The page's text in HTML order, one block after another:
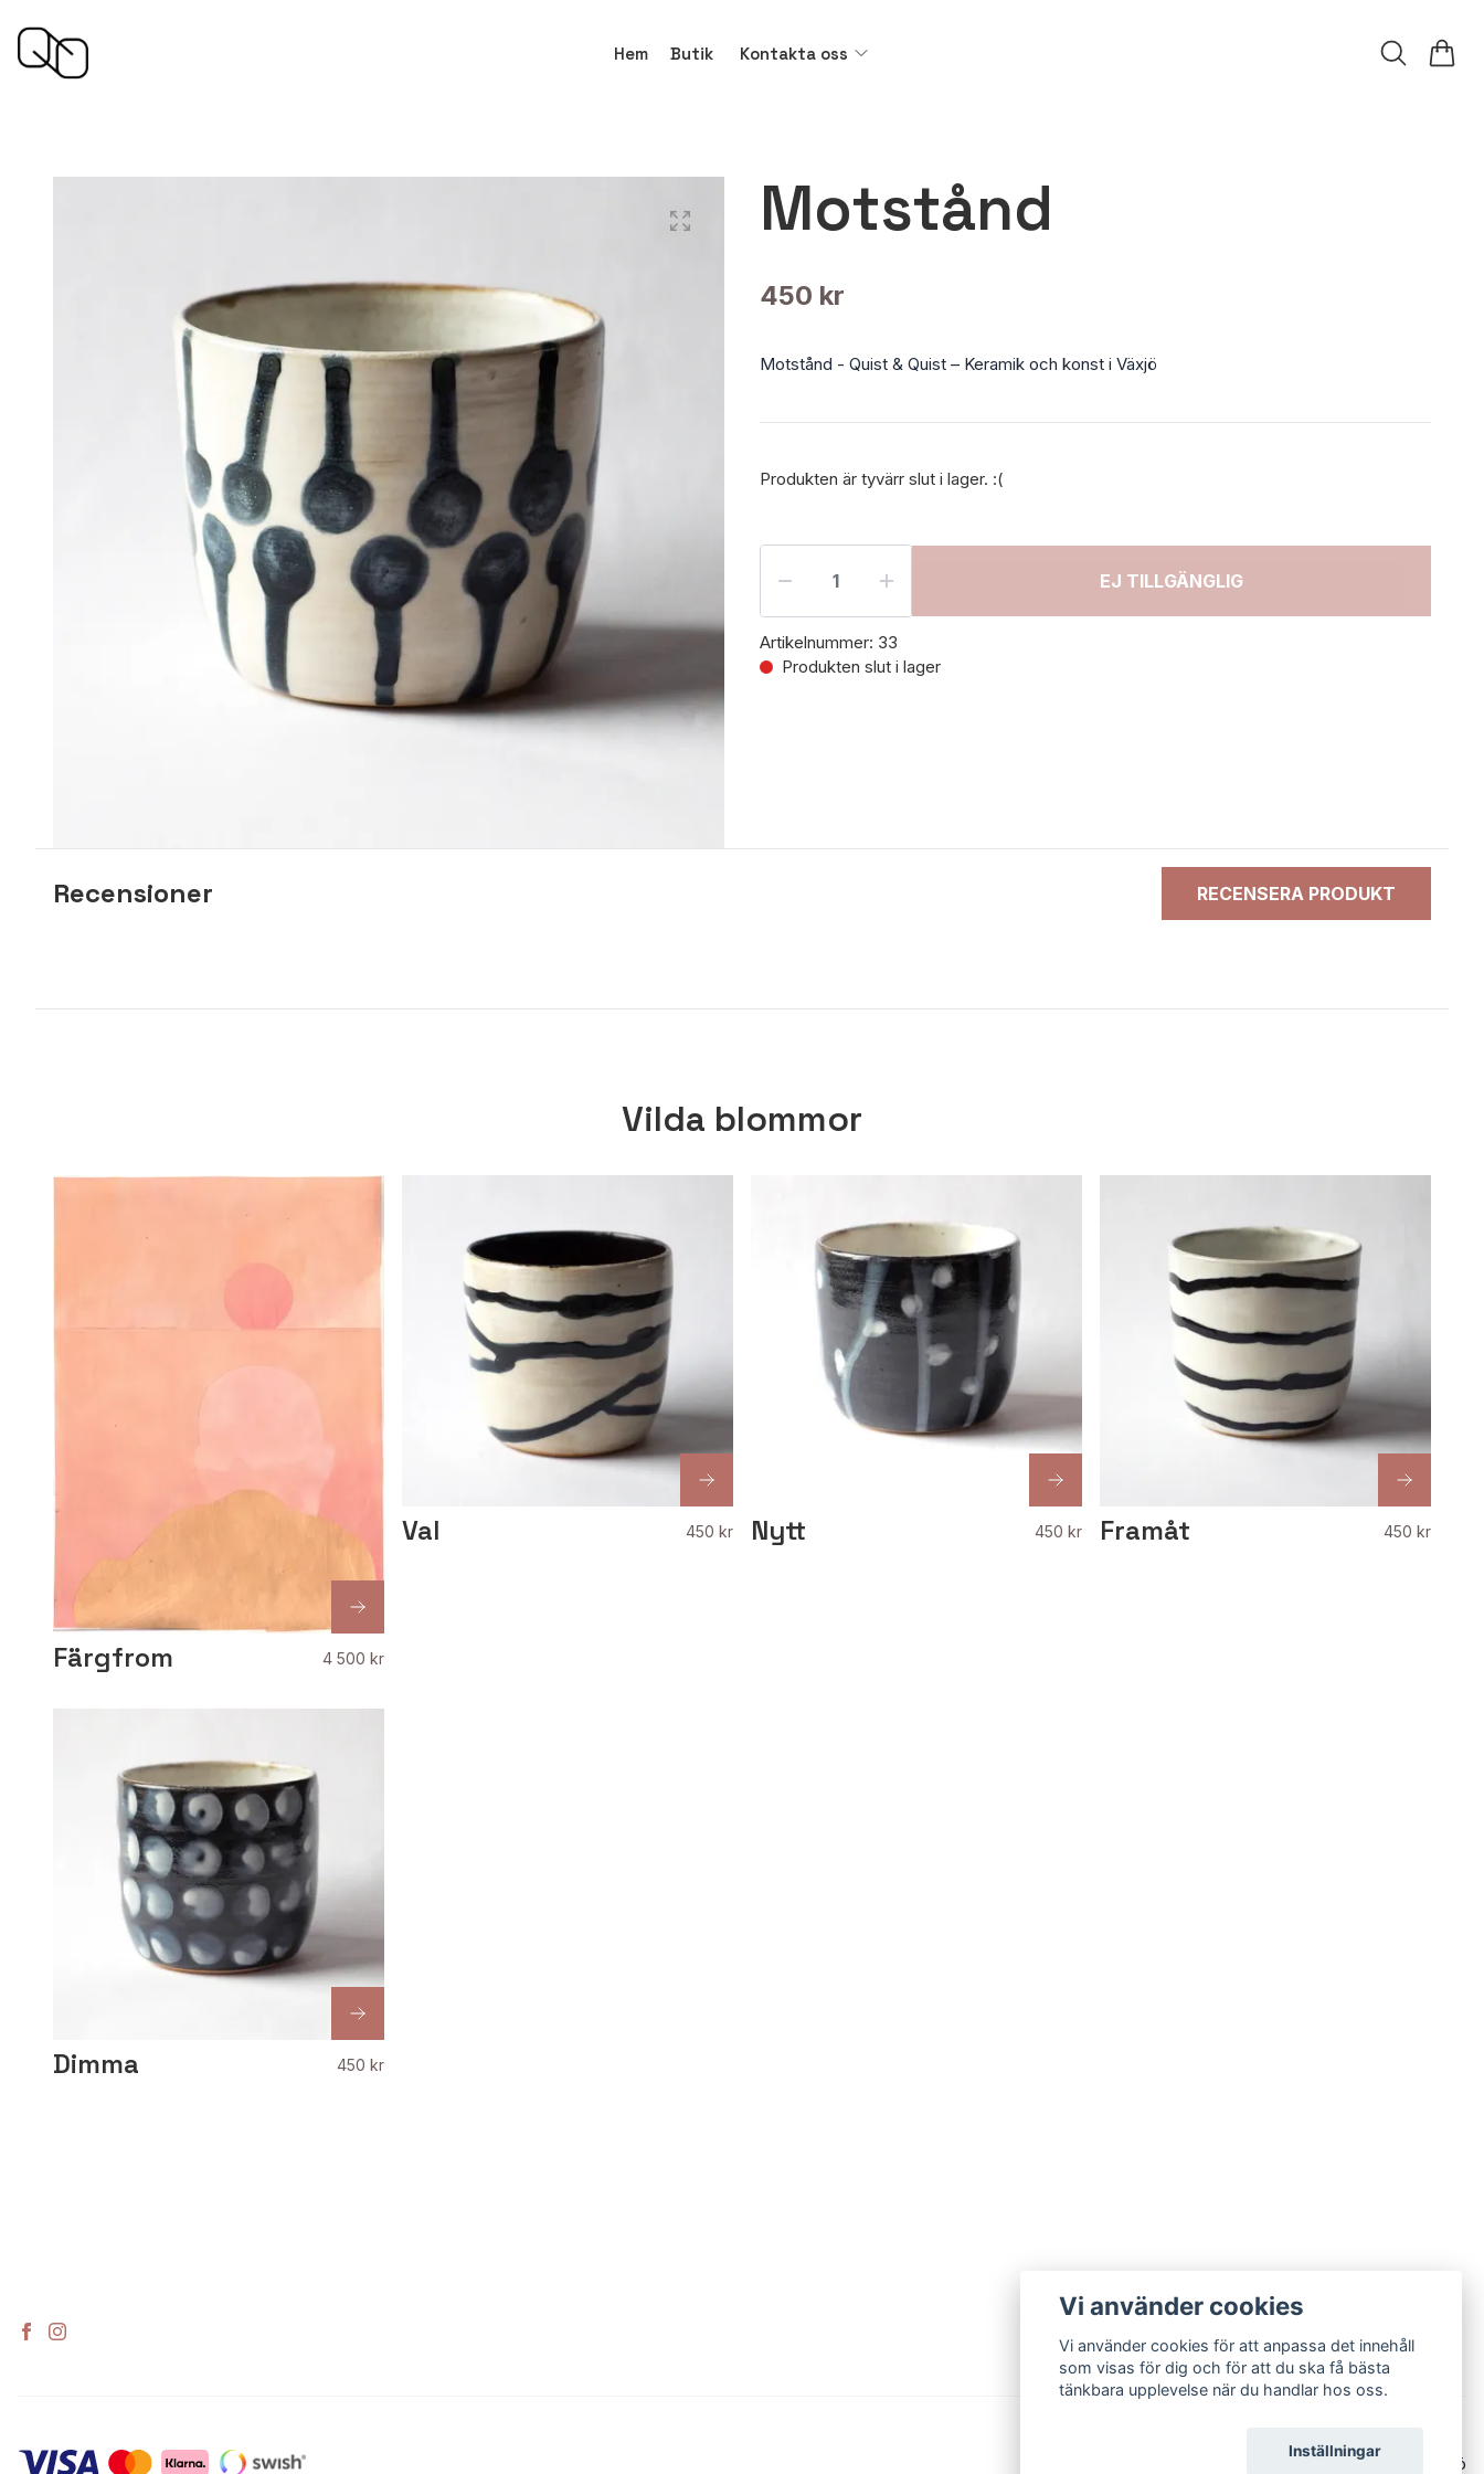
Hem Butik Kontakta oss
Motstånd
450 kr
Motstånd - Quist & Quist – Keramik och konst i Växjö
Produkten är tyvärr slut i lager. :(
EJ TILLGÄNGLIG
Artikelnummer: 33
Produkten slut i lager
Recensioner RECENSERA PRODUKT
Vilda blommor
Färgfrom 4 500 kr
Val 450 kr Nytt 450 kr Framåt 450 kr
Dimma 450 kr
© 2026 Quist & Quist – Keramik och konst i Växjö
Vi använder cookies
Vi använder cookies för att anpassa det innehåll
som visas för dig och för att du ska få bästa
tänkbara upplevelse när du handlar hos oss.
Inställningar